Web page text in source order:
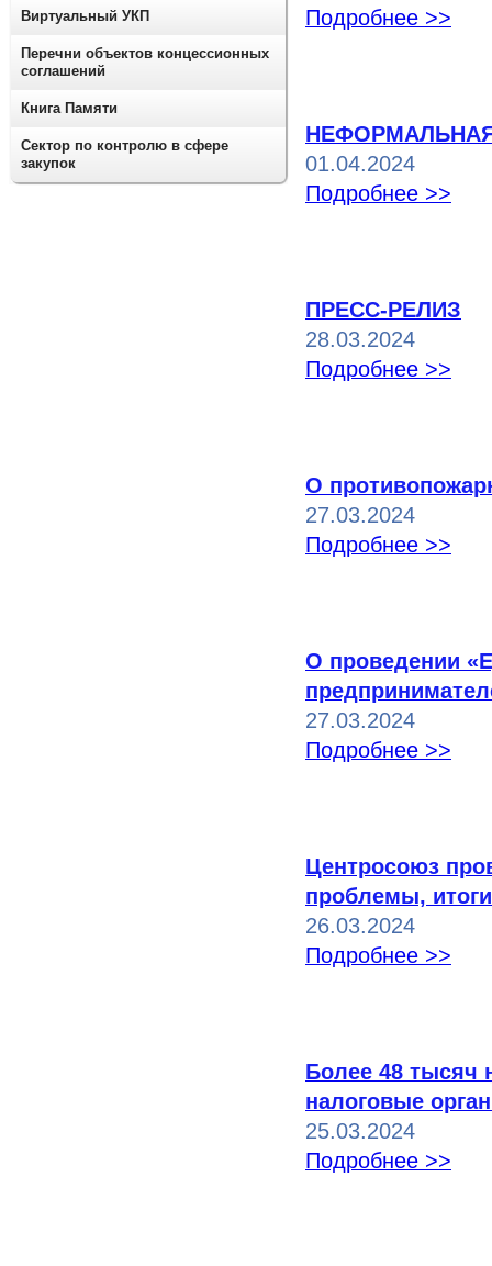
Подробнее >>
01.04.2024
Подробнее >>
ПРЕСС-РЕЛИЗ
28.03.2024
Подробнее >>
О
27.03.2024
Подробнее >>
О проведении
27.03.2024
Подробнее >>
Центросоюз
проблемы,
26.03.2024
Подробнее >>
Более 48 тысяч
налоговые
25.03.2024
Подробнее >>
Виртуальный УКП
Перечни объектов концессионных
соглашений
Книга Памяти
Сектор по контролю в сфере
закупок